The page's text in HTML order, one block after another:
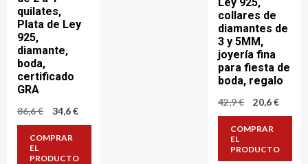
quilates,
Plata de Ley
925,
diamante,
boda,
certificado
GRA
86,6€
El
precio
original
86,6 €.
34,6€El
precio
34,6 €.
COMPRAR
EL
PRODUCTO
Ley 925,
collares de
diamantes de
3 y 5MM,
joyería fina
para fiesta de
boda, regalo
42,9€
El
precio
original
42,9 €.
20,6€El
precio
20,6 €.
COMPRAR
EL
PRODUCTO